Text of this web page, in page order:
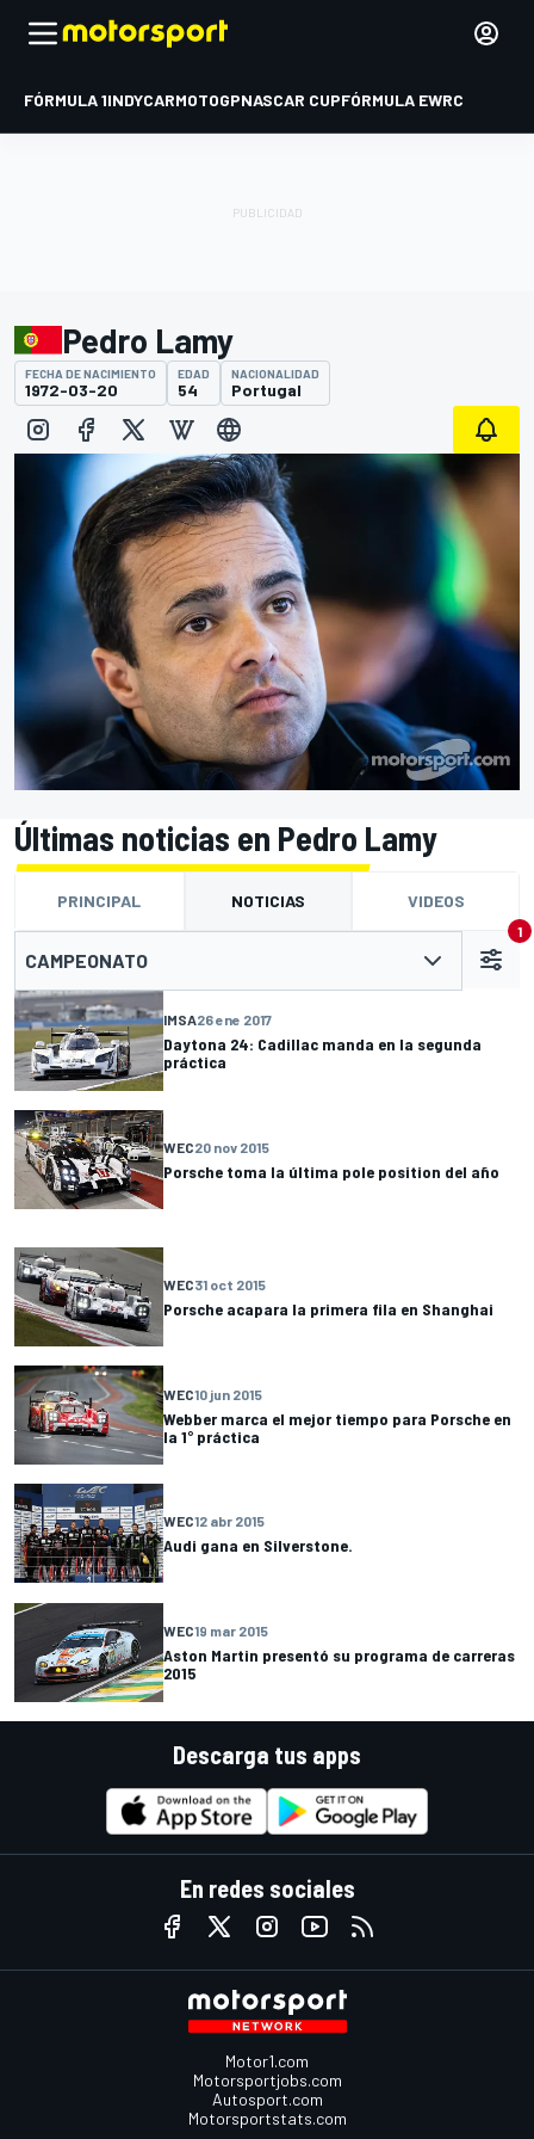
FÓRMULA 1INDYCARMOTOGPNASCAR CUPFÓRMULA EWRC
Pedro Lamy
FECHA DE NACIMIENTO
1972-03-20
EDAD
54
NACIONALIDAD
Portugal
Últimas noticias en Pedro Lamy
PRINCIPAL NOTICIAS VIDEOS
CAMPEONATO
1
IMSA26 ene 2017
Daytona 24: Cadillac manda en la segunda
práctica
WEC20 nov 2015
Porsche toma la última pole position del año
WEC31 oct 2015
Porsche acapara la primera fila en Shanghai
WEC10 jun 2015
Webber marca el mejor tiempo para Porsche en
la 1° práctica
WEC12 abr 2015
Audi gana en Silverstone.
WEC19 mar 2015
Aston Martin presentó su programa de carreras
2015
Descarga tus apps
En redes sociales
Motor1.com
Motorsportjobs.com
Autosport.com
Motorsportstats.com